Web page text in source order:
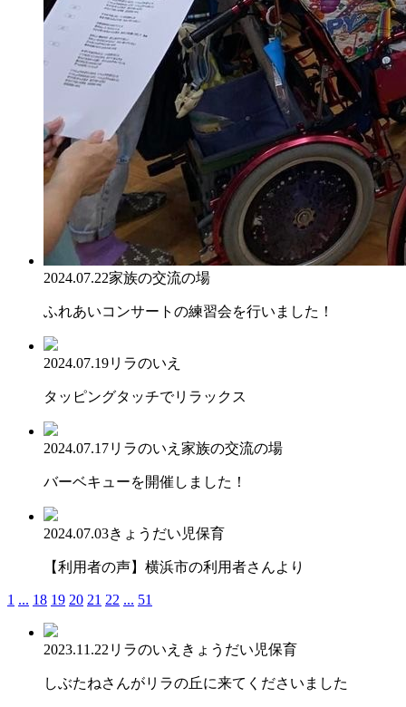
2024.07.22家族の交流の場
ふれあいコンサートの練習会を行いました！
2024.07.19リラのいえ
タッピングタッチでリラックス
2024.07.17リラのいえ 家族の交流の場
バーベキューを開催しました！
2024.07.03きょうだい児保育
【利用者の声】横浜市の利用者さんより
1 ... 18 19 20 21 22 ... 51
2023.11.22 リラのいえ きょうだい児保育
しぶたねさんがリラの丘に来てくださいました